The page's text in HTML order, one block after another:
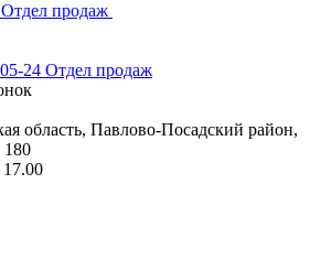
Отдел продаж
24 Отдел продаж
область, Павлово-Посадский район,